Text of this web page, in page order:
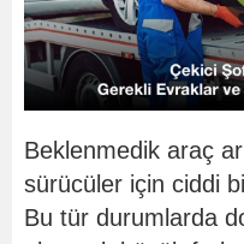
Beklenmedik araç
sürücüler için ciddi
Bu tür durumlarda